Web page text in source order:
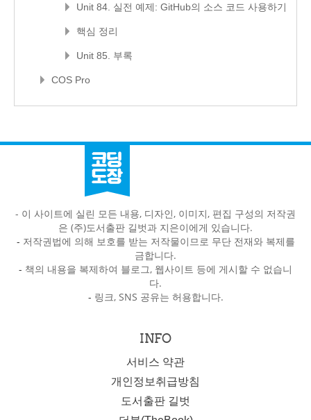
Unit 84. 실전 예제: GitHub의 소스 코드 사용하기
핵심 정리
Unit 85. 부록
COS Pro
- 이 사이트에 실린 모든 내용, 디자인, 이미지, 편집 구성의 저작권
은 (주)도서출판 길벗과 지은이에게 있습니다.
- 저작권법에 의해 보호를 받는 저작물이므로 무단 전재와 복제를
금합니다.
- 책의 내용을 복제하여 블로그, 웹사이트 등에 게시할 수 없습니
다.
- 링크, SNS 공유는 허용합니다.
INFO
서비스 약관
개인정보취급방침
도서출판 길벗